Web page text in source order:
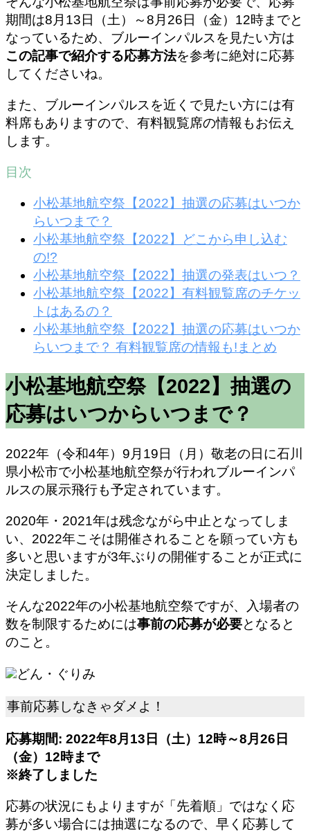
期間は8月13日（土）～8月26日（金）12時までと
なっているため、ブルーインパルスを見たい方は
この記事で紹介する応募方法を参考に絶対に応募
してくださいね。
また、ブルーインパルスを近くで見たい方には有
料席もありますので、有料観覧席の情報もお伝え
します。
目次
小松基地航空祭【2022】抽選の応募はいつか
らいつまで？
小松基地航空祭【2022】どこから申し込む
の!?
小松基地航空祭【2022】抽選の発表はいつ？
小松基地航空祭【2022】有料観覧席のチケッ
トはあるの？
小松基地航空祭【2022】抽選の応募はいつか
らいつまで？ 有料観覧席の情報も!まとめ
小松基地航空祭【2022】抽選の
応募はいつからいつまで？
2022年（令和4年）9月19日（月）敬老の日に石川
県小松市で小松基地航空祭が行われブルーインパ
ルスの展示飛行も予定されています。
2020年・2021年は残念ながら中止となってしま
い、2022年こそは開催されることを願ってい方も
多いと思いますが3年ぶりの開催することが正式に
決定しました。
そんな2022年の小松基地航空祭ですが、入場者の
数を制限するためには事前の応募が必要となると
のこと。
どん・ぐりみ
事前応募しなきゃダメよ！
応募期間: 2022年8月13日（土）12時～8月26日
（金）12時まで
※終了しました
応募の状況にもよりますが「先着順」ではなく応
募が多い場合には抽選になるので、早く応募して